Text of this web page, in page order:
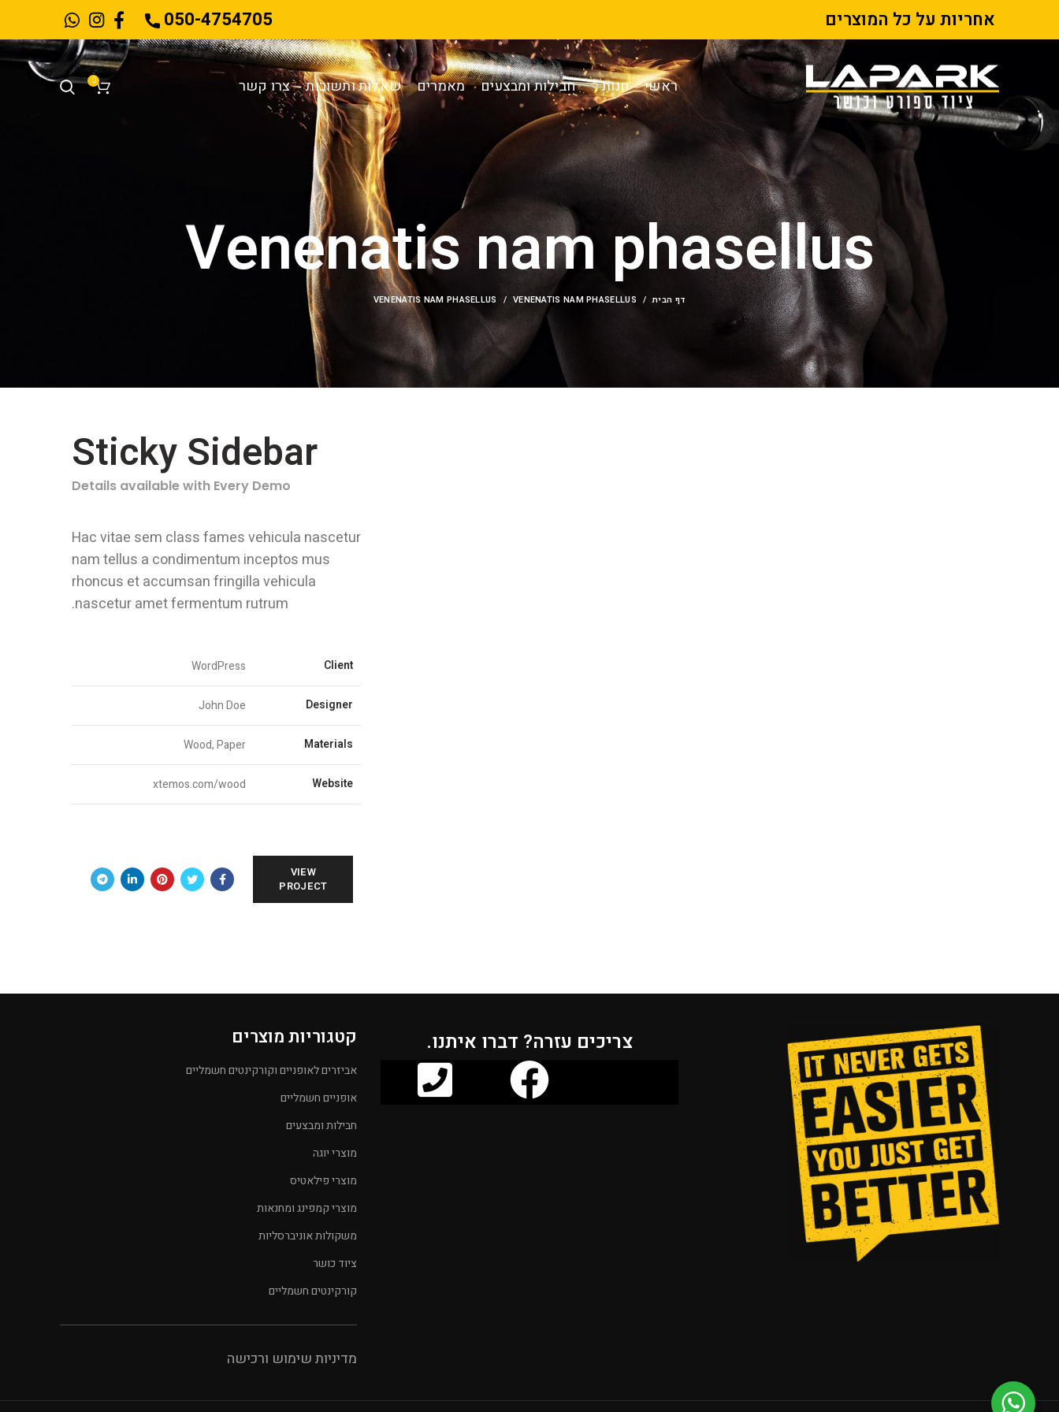
אחריות על כל המוצרים 050-4754705
ראשי חנות חבילות ומבצעים מאמרים שאלות ותשובות צרו קשר 0
Venenatis nam phasellus
דף הבית VENENATIS NAM PHASELLUS
VENENATIS NAM PHASELLUS
Sticky Sidebar
Details available with Every Demo
Hac vitae sem class fames vehicula nascetur
nam tellus a condimentum inceptos mus
rhoncus et accumsan fringilla vehicula
nascetur amet fermentum rutrum.
Client
WordPress
Designer
John Doe
Materials
Wood, Paper
Website
xtemos.com/wood
VIEW
PROJECT
צריכים עזרה? דברו איתנו. קטגוריות מוצרים
אביזרים לאופניים וקורקינטים חשמליים
אופניים חשמליים
חבילות ומבצעים
מוצרי יוגה
מוצרי פילאטיס
מוצרי קמפינג ומחנאות
משקולות אוניברסליות
ציוד כושר
קורקינטים חשמליים
מדיניות שימוש ורכישה